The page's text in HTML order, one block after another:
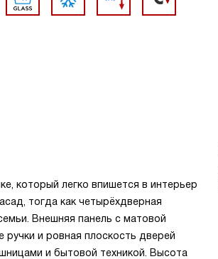
который легко впишется в интерьер
тогда как четырёхдверная
Внешняя панель с матовой
ручки и ровная плоскость дверей
и бытовой техникой. Высота